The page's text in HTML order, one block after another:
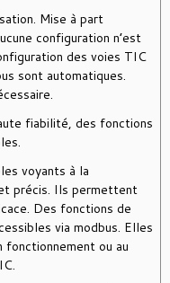
Mise à part
configuration n’est
des voies TIC
sont automatiques.
fiabilité, des fonctions
voyants à la
précis. Ils permettent
Des fonctions de
via modbus. Elles
fonctionnement ou au